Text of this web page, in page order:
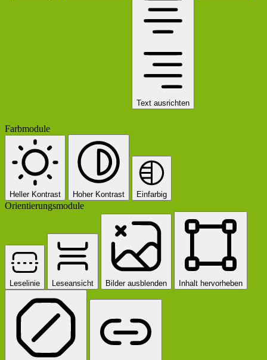
Text ausrichten
Farbmodule
Heller Kontrast Hoher Kontrast Einfarbig
Orientierungsmodule
Leselinie Leseansicht Bilder ausblenden Inhalt hervorheben